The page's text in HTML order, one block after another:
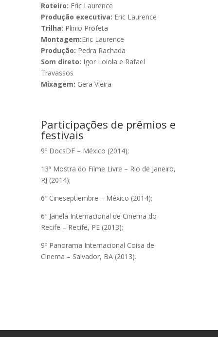
Roteiro: Eric Laurence
Produção executiva: Eric Laurence
Trilha: Plinio Profeta
Montagem:Eric Laurence
Produção: Pedra Rachada
Som direto: Igor Loiola e Rafael
Travassos
Mixagem: Gera Vieira
Participações de prêmios e
festivais
9º DocsDF – México (2014);
13ª Mostra do Filme Livre – Rio de Janeiro,
RJ (2014);
6º Cineseptiembre – México (2014);
6º Janela Internacional de Cinema do
Recife – Recife, PE (2013);
9º Panorama Internacional Coisa de
Cinema – Salvador, BA (2013).